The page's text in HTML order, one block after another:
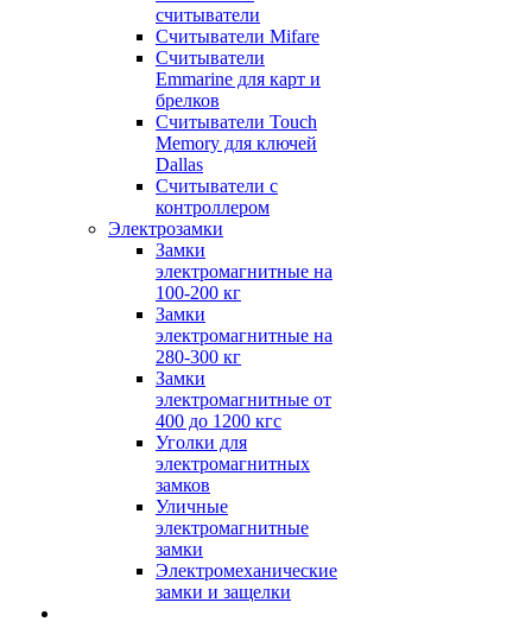
считыватели
Считыватели Mifare
Считыватели
Emmarine для карт и
брелков
Считыватели Touch
Memory для ключей
Dallas
Считыватели с
контроллером
Электрозамки
Замки
электромагнитные на
100-200 кг
Замки
электромагнитные на
280-300 кг
Замки
электромагнитные от
400 до 1200 кгс
Уголки для
электромагнитных
замков
Уличные
электромагнитные
замки
Электромеханические
замки и защелки